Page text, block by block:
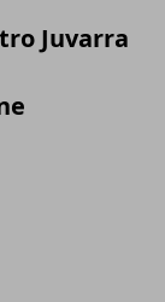
Juvarra